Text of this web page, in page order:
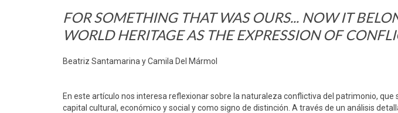
FOR SOMETHING THAT WAS OURS... NOW IT
WORLD HERITAGE AS THE EXPRESSION OF
Beatriz Santamarina y Camila Del Mármol
En este artículo nos interesa reflexionar sobre la naturaleza conflictiva del patrimonio,
capital cultural, económico y social y como signo de distinción. A través de un análisis